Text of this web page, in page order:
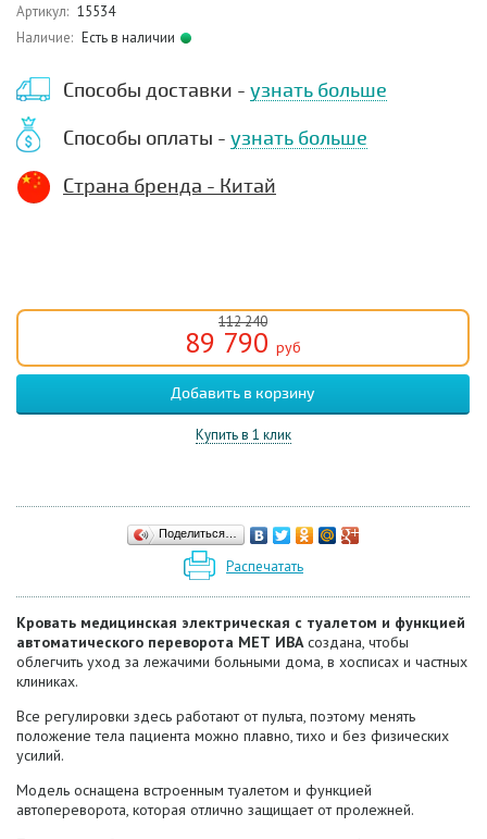
Артикул: 15534
Наличие: Есть в наличии
Способы доставки - узнать больше
Способы оплаты - узнать больше
Страна бренда - Китай
112 240
89 790 руб
Купить в 1 клик
Поделиться…
Распечатать
Кровать медицинская электрическая с туалетом и функцией
автоматического переворота МЕТ ИВА создана, чтобы
облегчить уход за лежачими больными дома, в хосписах и частных
клиниках.
Все регулировки здесь работают от пульта, поэтому менять
положение тела пациента можно плавно, тихо и без физических
усилий.
Модель оснащена встроенным туалетом и функцией
автопереворота, которая отлично защищает от пролежней.